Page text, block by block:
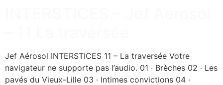
Jef Aérosol INTERSTICES 11 – La traversée Votre
navigateur ne supporte pas l’audio. 01 · Brèches 02 · Les
pavés du Vieux-Lille 03 · Intimes convictions 04 ·